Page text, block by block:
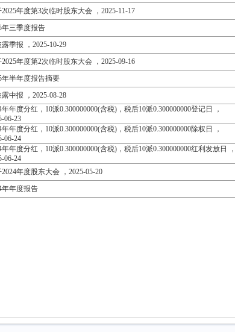
年度第3次临时股东大会 ，2025-11-17
年三季度报告
季报 ，2025-10-29
年度第2次临时股东大会 ，2025-09-16
年半年度报告摘要
中报 ，2025-08-28
年年度分红，10派0.300000000(含税)，税后10派0.300000000登记日 ，
06-23
年年度分红，10派0.300000000(含税)，税后10派0.300000000除权日 ，
06-24
年年度分红，10派0.300000000(含税)，税后10派0.300000000红利发放日 ，
06-24
年度股东大会 ，2025-05-20
年年度报告